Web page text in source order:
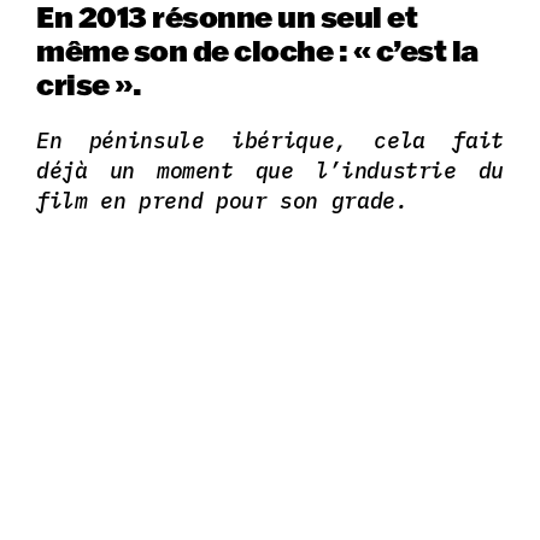
En 2013 résonne un seul et
même son de cloche : « c’est la
crise ».
En péninsule ibérique, cela fait
déjà un moment que l’industrie du
film en prend pour son grade.